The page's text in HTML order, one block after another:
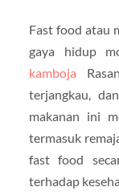
Fast food atau
gaya hidup
kamboja
terjangkau,
makanan ini
termasuk
fast food
terhadap